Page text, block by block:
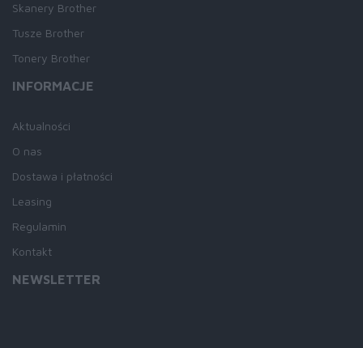
Skanery Brother
Tusze Brother
Tonery Brother
INFORMACJE
Aktualności
O nas
Dostawa i płatności
Leasing
Regulamin
Kontakt
NEWSLETTER